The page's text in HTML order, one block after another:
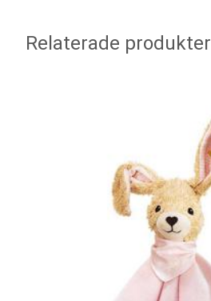
Relaterade produkter